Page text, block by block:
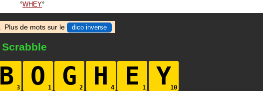
WHEY
Plus de mots sur le dico inverse
Scrabble
B O G H E Y